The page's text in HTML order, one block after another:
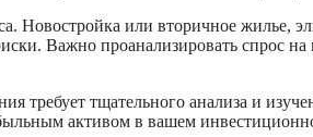
Новостройка или вторичное жилье,
Важно проанализировать спрос
требует тщательного анализа и
активом в вашем